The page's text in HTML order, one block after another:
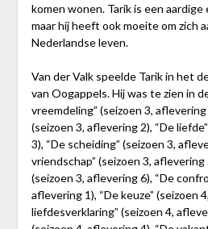
komen wonen. Tarik is een aardige
maar hij heeft ook moeite om zich
Nederlandse leven.
Van der Valk speelde Tarik in het
van Oogappels. Hij was te zien in
vreemdeling” (seizoen 3,
(seizoen 3, aflevering 2), “De
3), “De scheiding” (seizoen 3,
vriendschap” (seizoen 3, aflevering
(seizoen 3, aflevering 6), “De
aflevering 1), “De keuze” (seizoen
liefdesverklaring” (seizoen 4,